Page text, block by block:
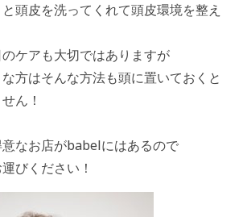
頭皮を洗ってくれて頭皮環境を整え
ケアも大切ではありますが
方はそんな方法も頭に置いておくと
ん！
なお店がbabelにはあるので
びください！